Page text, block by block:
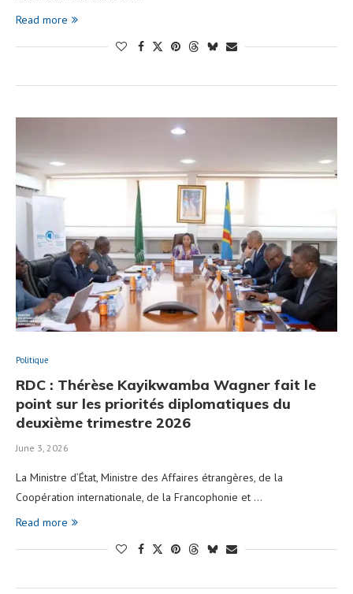
Read more
Politique
RDC : Thérèse Kayikwamba Wagner fait le
point sur les priorités diplomatiques du
deuxième trimestre 2026
June 3, 2026
La Ministre d’État, Ministre des Affaires étrangères, de la
Coopération internationale, de la Francophonie et …
Read more